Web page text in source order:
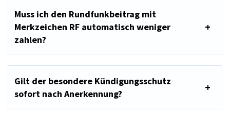
Muss ich den Rundfunkbeitrag mit
Merkzeichen RF automatisch weniger
zahlen?
Gilt der besondere Kündigungsschutz
sofort nach Anerkennung?